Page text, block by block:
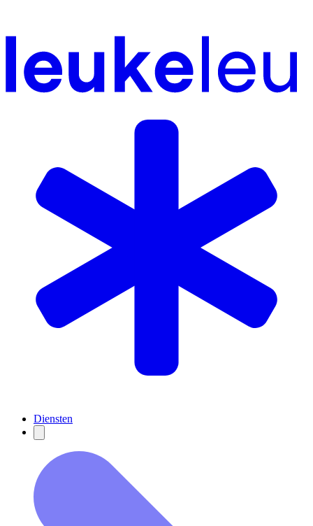
Diensten